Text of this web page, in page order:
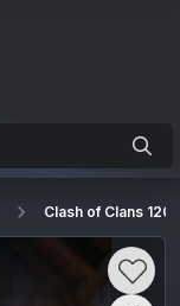
Clash of Clans